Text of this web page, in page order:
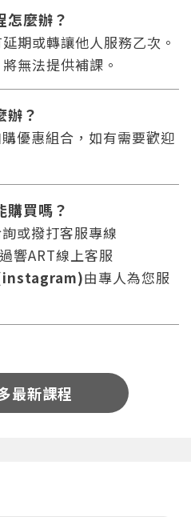
或
依照信件中的指示重新登
入。
號重複登入，
位使用者強制登出。
怎麼辦？
期或轉讓他人服務乙次。
無法提供補課。
辦？
優惠組合，如有需要歡迎
購買嗎？
或撥打客服專線
響ART線上客服
由專人為您服
最新課程